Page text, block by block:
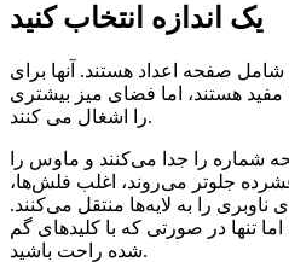
یک اندازه انتخاب کنید
صفحه اعداد هستند. آنها برای
هستند، اما فضای میز بیشتری
را اشغال می کنند.
شماره را جدا می‌کنند و ماوس را
جلوتر می‌روند، اغلب فلش‌ها،
ناوبری را به لایه‌ها منتقل می‌کنند.
تنها در صورتی که با کلیدهای گم
شده راحت باشید.